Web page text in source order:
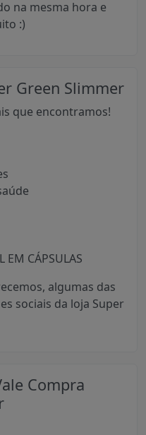
na mesma hora e
:)
Green Slimmer
que encontramos!
EM CÁPSULAS
algumas das
sociais da loja Super
Compra